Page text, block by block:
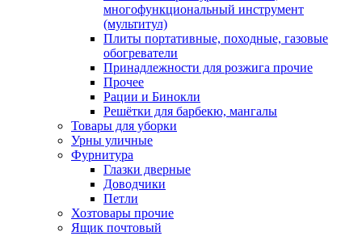
многофункциональный инструмент
(мультитул)
Плиты портативные, походные, газовые
обогреватели
Принадлежности для розжига прочие
Прочее
Рации и Бинокли
Решётки для барбекю, мангалы
Товары для уборки
Урны уличные
Фурнитура
Глазки дверные
Доводчики
Петли
Хозтовары прочие
Ящик почтовый